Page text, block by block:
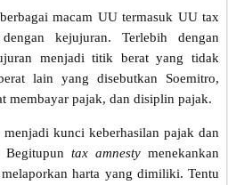
macam UU termasuk UU tax
kejujuran. Terlebih dengan
menjadi titik berat yang tidak
lain yang disebutkan Soemitro,
membayar pajak, dan disiplin pajak.
kunci keberhasilan pajak dan
Begitupun tax amnesty menekankan
harta yang dimiliki. Tentu